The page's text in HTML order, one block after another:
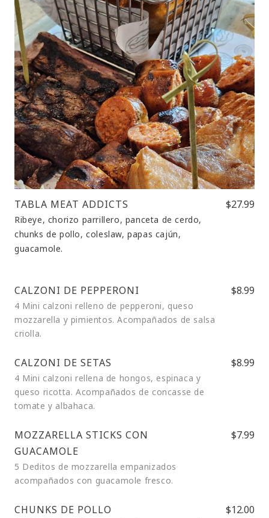
TABLA MEAT ADDICTS
Ribeye, chorizo parrillero, panceta de cerdo,
chunks de pollo, coleslaw, papas cajún,
guacamole.
$27.99
CALZONI DE PEPPERONI
4 Mini calzoni relleno de pepperoni, queso
mozzarella y pimientos. Acompañados de salsa
criolla.
$8.99
CALZONI DE SETAS
4 Mini calzoni rellena de hongos, espinaca y
queso ricotta. Acompañados de concasse de
tomate y albahaca.
$8.99
MOZZARELLA STICKS CON
GUACAMOLE
5 Deditos de mozzarella empanizados
acompañados con guacamole fresco.
$7.99
CHUNKS DE POLLO $12.00